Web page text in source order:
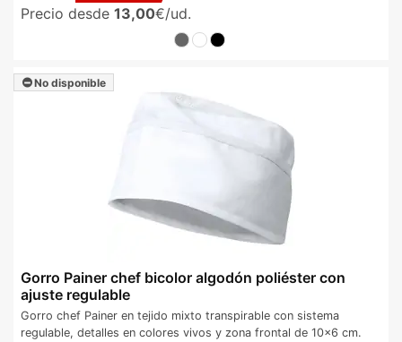
Precio desde 13,00€/ud.
No disponible
Gorro Painer chef bicolor algodón poliéster con
ajuste regulable
Gorro chef Painer en tejido mixto transpirable con sistema
regulable, detalles en colores vivos y zona frontal de 10x6 cm.